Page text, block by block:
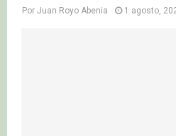
Por Juan Royo Abenia 1 agosto,